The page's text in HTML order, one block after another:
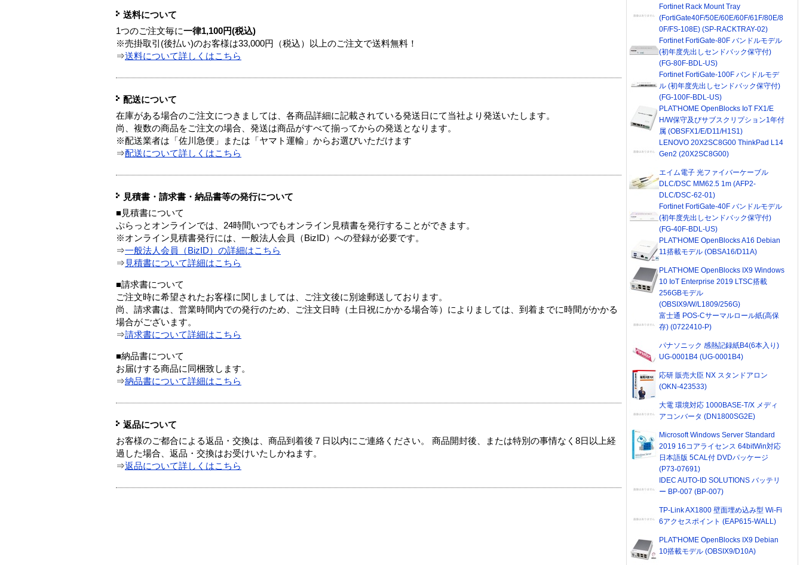
送料について
1つのご注文毎に一律1,100円(税込)
※売掛取引(後払い)のお客様は33,000円（税込）以上のご注文で送料無料！
⇒送料について詳しくはこちら
配送について
在庫がある場合のご注文につきましては、各商品詳細に記載されている発送日にて当社より発送いたします。
尚、複数の商品をご注文の場合、発送は商品がすべて揃ってからの発送となります。
※配送業者は「佐川急便」または「ヤマト運輸」からお選びいただけます
⇒配送について詳しくはこちら
見積書・請求書・納品書等の発行について
■見積書について
ぷらっとオンラインでは、24時間いつでもオンライン見積書を発行することができます。
※オンライン見積書発行には、一般法人会員（BizID）への登録が必要です。
⇒一般法人会員（BizID）の詳細はこちら
⇒ 見積書について詳細はこちら
■請求書について
ご注文時に希望されたお客様に関しましては、ご注文後に別途郵送しております。
尚、請求書は、営業時間内での発行のため、ご注文日時（土日祝にかかる場合等）によりましては、到着までに時間がかかる
場合がございます。
⇒請求書について詳細はこちら
■納品書について
お届けする商品に同梱致します。
⇒納品書について詳細はこちら
返品について
お客様のご都合による返品・交換は、商品到着後７日以内にご連絡ください。 商品開封後、または特別の事情なく8日以上経
過した場合、返品・交換はお受けいたしかねます。
⇒返品について詳しくはこちら
Fortinet Rack Mount Tray
(FortiGate40F/50E/60E/60F/61F/80E/8
0F/FS-108E) (SP-RACKTRAY-02)
Fortinet FortiGate-80F バンドルモデル
(初年度先出しセンドバック保守付)
(FG-80F-BDL-US)
Fortinet FortiGate-100F バンドルモデ
ル (初年度先出しセンドバック保守付)
(FG-100F-BDL-US)
PLAT'HOME OpenBlocks IoT FX1/E
H/W保守及びサブスクリプション1年付
属 (OBSFX1/E/D11/H1S1)
LENOVO 20X2SC8G00 ThinkPad L14
Gen2 (20X2SC8G00)
エイム電子 光ファイバーケーブル
DLC/DSC MM62.5 1m (AFP2-
DLC/DSC-62-01)
Fortinet FortiGate-40F バンドルモデル
(初年度先出しセンドバック保守付)
(FG-40F-BDL-US)
PLAT'HOME OpenBlocks A16 Debian
11搭載モデル (OBSA16/D11A)
PLAT'HOME OpenBlocks IX9 Windows
10 IoT Enterprise 2019 LTSC搭載
256GBモデル
(OBSIX9/W/L1809/256G)
富士通 POS-Cサーマルロール紙(高保
存) (0722410-P)
パナソニック 感熱記録紙B4(6本入り)
UG-0001B4 (UG-0001B4)
応研 販売大臣 NX スタンドアロン
(OKN-423533)
大電 環境対応 1000BASE-T/X メディ
アコンバータ (DN1800SG2E)
Microsoft Windows Server Standard
2019 16コアライセンス 64bitWin対応
日本語版 5CAL付 DVDパッケージ
(P73-07691)
IDEC AUTO-ID SOLUTIONS バッテリ
ー BP-007 (BP-007)
TP-Link AX1800 壁面埋め込み型 Wi-Fi
6アクセスポイント (EAP615-WALL)
PLAT'HOME OpenBlocks IX9 Debian
10搭載モデル (OBSIX9/D10A)